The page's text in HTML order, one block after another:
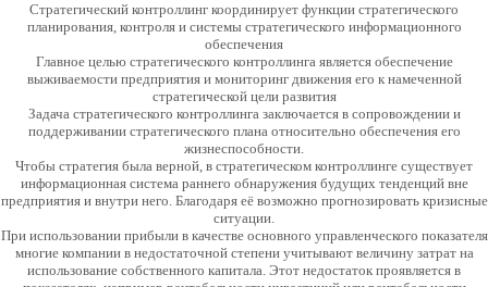
Стратегический контроллинг координирует функции стратегического
планирования, контроля и системы стратегического информационного
обеспечения
Главное целью стратегического контроллинга является обеспечение
выживаемости предприятия и мониторинг движения его к намеченной
стратегической цели развития
Задача стратегического контроллинга заключается в сопровождении и
поддерживании стратегического плана относительно обеспечения его
жизнеспособности.
Чтобы стратегия была верной, в стратегическом контроллинге существует
информационная система раннего обнаружения будущих тенденций вне
предприятия и внутри него. Благодаря её возможно прогнозировать кризисные
ситуации.
При использовании прибыли в качестве основного управленческого показателя
многие компании в недостаточной степени учитывают величину затрат на
использование собственного капитала. Этот недостаток проявляется в